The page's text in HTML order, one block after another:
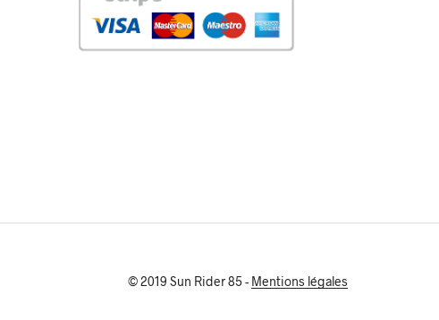
© 2019 Sun Rider 85 - Mentions légales